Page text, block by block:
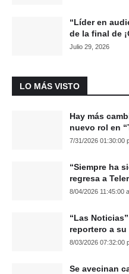
“Líder en
de la final de
Julio 29, 2026
LO MÁS VISTO
Hay más
nuevo rol en
7/31/2026 01:30:00
“Siempre ha
regresa a
8/04/2026 11:45:00
“Las
reportero a
8/03/2026 07:32:00
Se avecinan